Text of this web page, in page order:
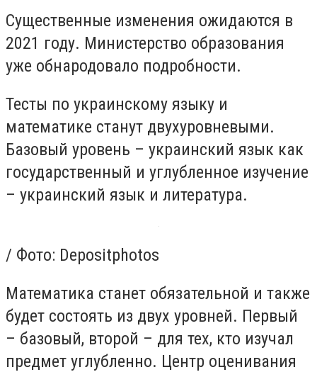
Существенные изменения ожидаются в
2021 году. Министерство образования
уже обнародовало подробности.
Тесты по украинскому языку и
математике станут двухуровневыми.
Базовый уровень – украинский язык как
государственный и углубленное изучение
– украинский язык и литература.
/ Фото: Depositphotos
Математика станет обязательной и также
будет состоять из двух уровней. Первый
– базовый, второй – для тех, кто изучал
предмет углубленно. Центр оценивания